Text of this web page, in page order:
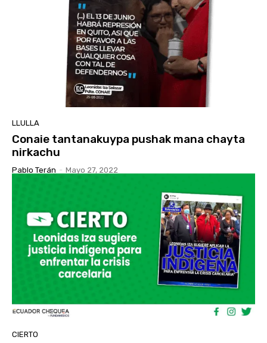
LLULLA
Conaie tantanakuypa pushak mana chayta
nirkachu
Pablo Terán - Mayo 27, 2022
CIERTO